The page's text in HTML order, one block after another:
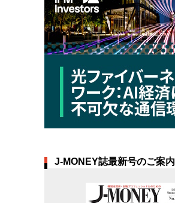
J-MONEY誌最新号のご案内